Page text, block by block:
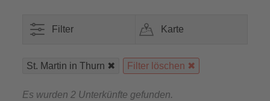
Filter Karte
St. Martin in Thurn Filter löschen
Es wurden 2 Unterkünfte gefunden.